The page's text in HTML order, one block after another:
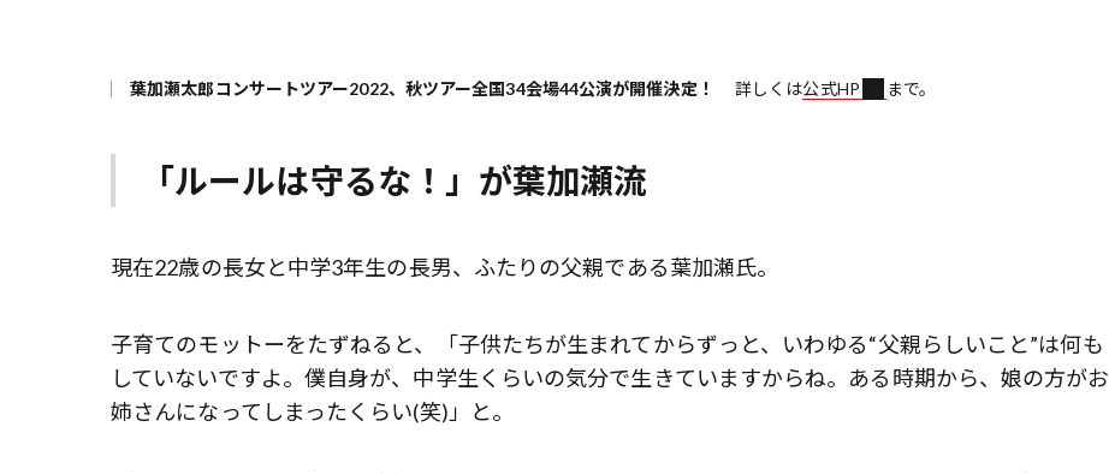
葉加瀬太郎コンサートツアー2022、秋ツアー全国34会場44公演が開催決定！ 詳しくは公式HP まで。
「ルールは守るな！」が葉加瀬流
現在22歳の長女と中学3年生の長男、ふたりの父親である葉加瀬氏。
子育てのモットーをたずねると、「子供たちが生まれてからずっと、いわゆる“父親らしいこと”は何も
していないですよ。僕自身が、中学生くらいの気分で生きていますからね。ある時期から、娘の方がお
姉さんになってしまったくらい(笑)」と。